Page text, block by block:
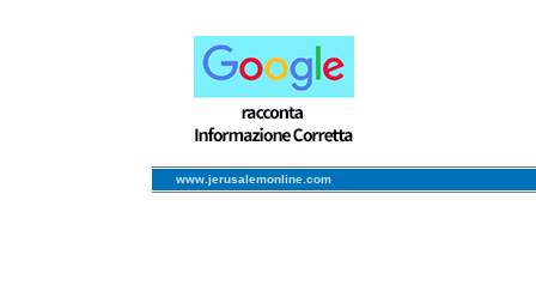
www.jerusalemonline.com